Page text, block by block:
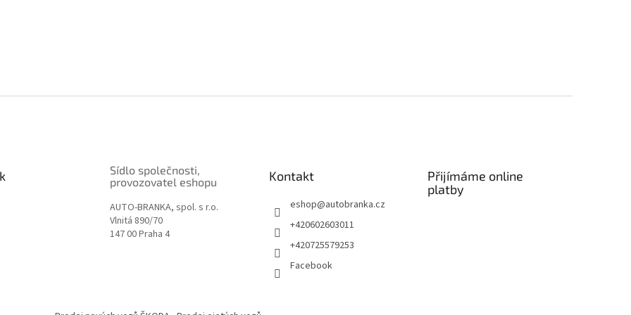
Sídlo společnosti,
provozovatel eshopu
AUTO-BRANKA, spol. s r.o.
Vlnitá 890/70
147 00 Praha 4
Kontakt
eshop@autobranka.cz
+420602603011
+420725579253
Facebook
Přijímáme online
platby